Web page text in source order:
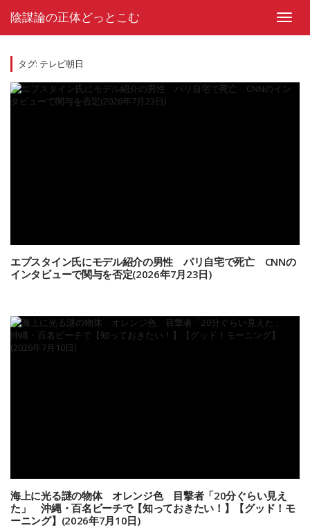
陰謀論の正体どっとこむ
タグ: テレビ朝日
エプスタイン氏にモデル紹介の男性 パリ自宅で死亡 CNNの
インタビューで関与を否定(2026年7月23日)
海上に光る謎の物体 オレンジ色 目撃者「20分ぐらい見え
た」 沖縄・百名ビーチで【知っておきたい！】【グッド！モ
ーニング】(2026年7月10日)